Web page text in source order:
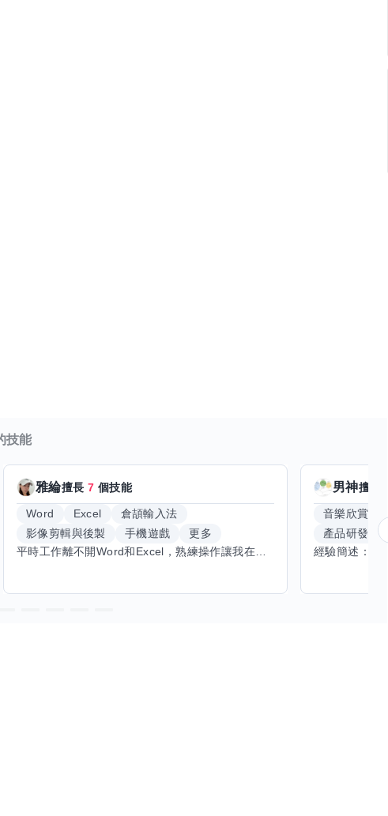
技能
雅綸擅長7 個技能
Word Excel
倉頡輸入法
影像剪輯與後製
手機遊戲
更多
平時工作離不開Word和Excel，熟練操作讓我在文件整理和數據處理上都得心應手，還能用倉頡輸入法快速打字。近期想挑戰英文學習，希望能透過交換技能一起進步！如果你英文流利，需要中文或電腦技巧輔助，歡迎找我搭檔，咱們一起歡樂學習，互相激勵，成為彼此的學習小夥伴！
男神擅長
音樂欣賞
產品研發